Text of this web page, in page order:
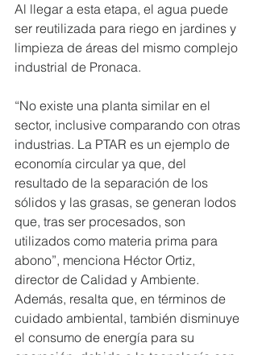
Al llegar a esta etapa, el agua puede
ser reutilizada para riego en jardines y
limpieza de áreas del mismo complejo
industrial de Pronaca.
“No existe una planta similar en el
sector, inclusive comparando con otras
industrias. La PTAR es un ejemplo de
economía circular ya que, del
resultado de la separación de los
sólidos y las grasas, se generan lodos
que, tras ser procesados, son
utilizados como materia prima para
abono”, menciona Héctor Ortiz,
director de Calidad y Ambiente.
Además, resalta que, en términos de
cuidado ambiental, también disminuye
el consumo de energía para su